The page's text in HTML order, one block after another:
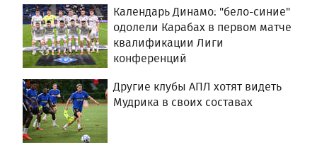
Календарь Динамо: "бело-синие"
одолели Карабах в первом матче
квалификации Лиги
конференций
Другие клубы АПЛ хотят видеть
Мудрика в своих составах